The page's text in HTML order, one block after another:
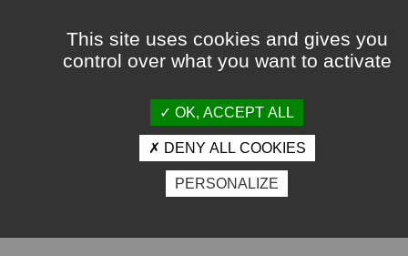
Crédits et mentions légales
Espace presse
Photothèque
This site uses cookies and gives you
control over what you want to activate
OK, ACCEPT ALL
DENY ALL COOKIES
PERSONALIZE